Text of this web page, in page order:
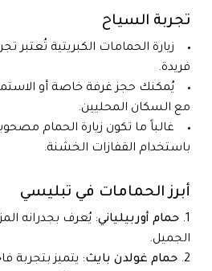
تجربة السياح
زيارة الحمامات الكبريتية تُعتبر
فريدة.
يُمكنك حجز غرفة خاصة أو
مع السكان المحليين.
غالباً ما تكون زيارة الحمام
باستخدام القفازات الخشنة.
أبرز الحمامات في تبليسي
حمام أوربيلياني: يُعرف بجدرانه
الجميل.
حمام غولدن بايث: يتميز بتجربة